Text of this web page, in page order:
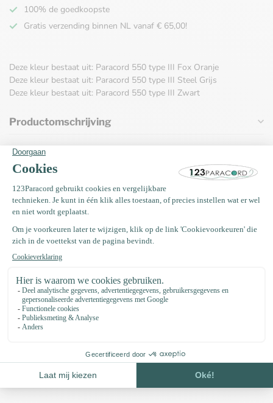
100% de goedkoopste
Gratis verzending binnen NL vanaf € 65,00!
Deze kleur bestaat uit: Paracord 550 type III Fox Oranje
Deze kleur bestaat uit: Paracord 550 type III Steel Grijs
Deze kleur bestaat uit: Paracord 550 type III Zwart
Productomschrijving
Specificaties
Vaak samen gekocht met
Paracord naald 7,7CM Type III
Op voorraad
€3,49
Kunststof buckle steeksluiting
20MM Zwart
Op voorraad
EM Keramiek pijpjes anti teek 50
gram (±35 stuks)
Op voorraad
€4,75